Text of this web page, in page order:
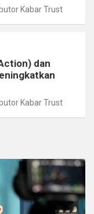
Kabar Trust
dan
Kabar Trust